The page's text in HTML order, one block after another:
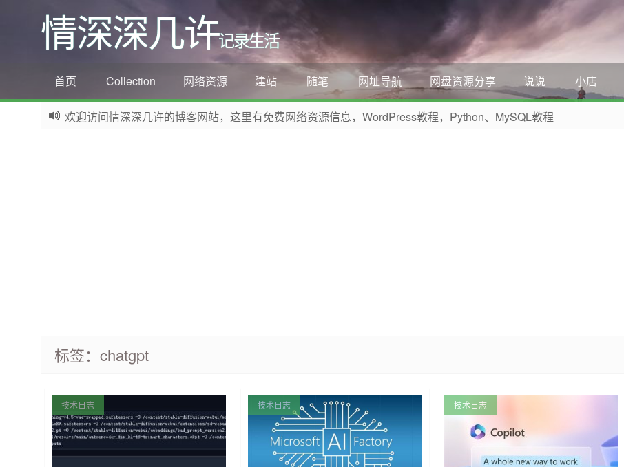
情深深几许记录生活
首页 Collection 网络资源 建站 随笔 网址导航 网盘资源分享 说说 小店
欢迎访问情深深几许的博客网站，这里有免费网络资源信息，WordPress教程，Python、MySQL教程
标签：chatgpt
技术日志 技术日志 技术日志